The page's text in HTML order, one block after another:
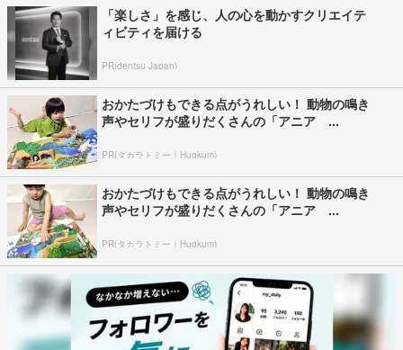
「楽しさ」を感じ、人の心を動かすクリエイテ
ィビティを届ける
PR(dentsu Japan)
おかたづけもできる点がうれしい！ 動物の鳴き
声やセリフが盛りだくさんの「アニア ...
PR(タカラトミー｜Hugkum)
おかたづけもできる点がうれしい！ 動物の鳴き
声やセリフが盛りだくさんの「アニア ...
PR(タカラトミー｜Hugkum)